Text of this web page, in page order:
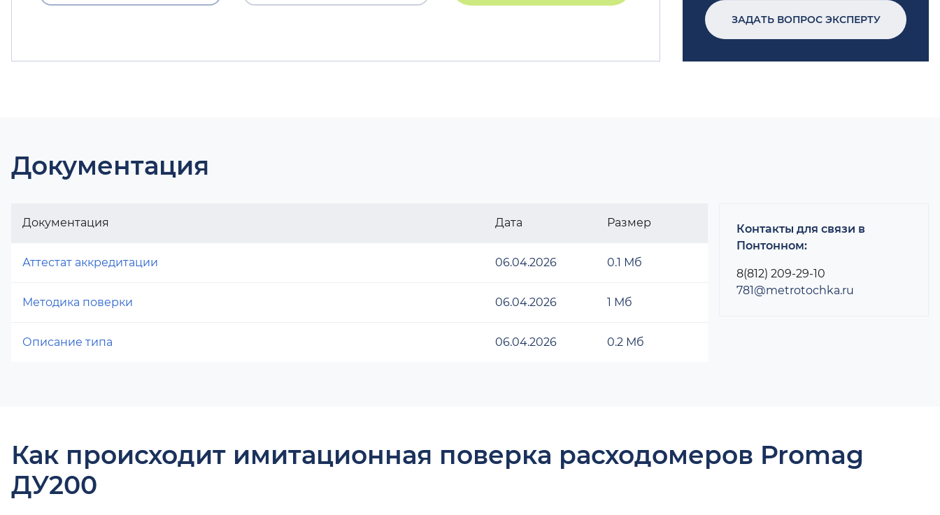
ЗАДАТЬ ВОПРОС ЭКСПЕРТУ
Документация
Документация Дата Размер
Аттестат аккредитации 06.04.2026 0.1 Мб
Методика поверки 06.04.2026 1 Мб
Описание типа 06.04.2026 0.2 Мб
Контакты для связи в
Понтонном:
8(812) 209-29-10
781@metrotochka.ru
Как происходит имитационная поверка расходомеров Promag
ДУ200